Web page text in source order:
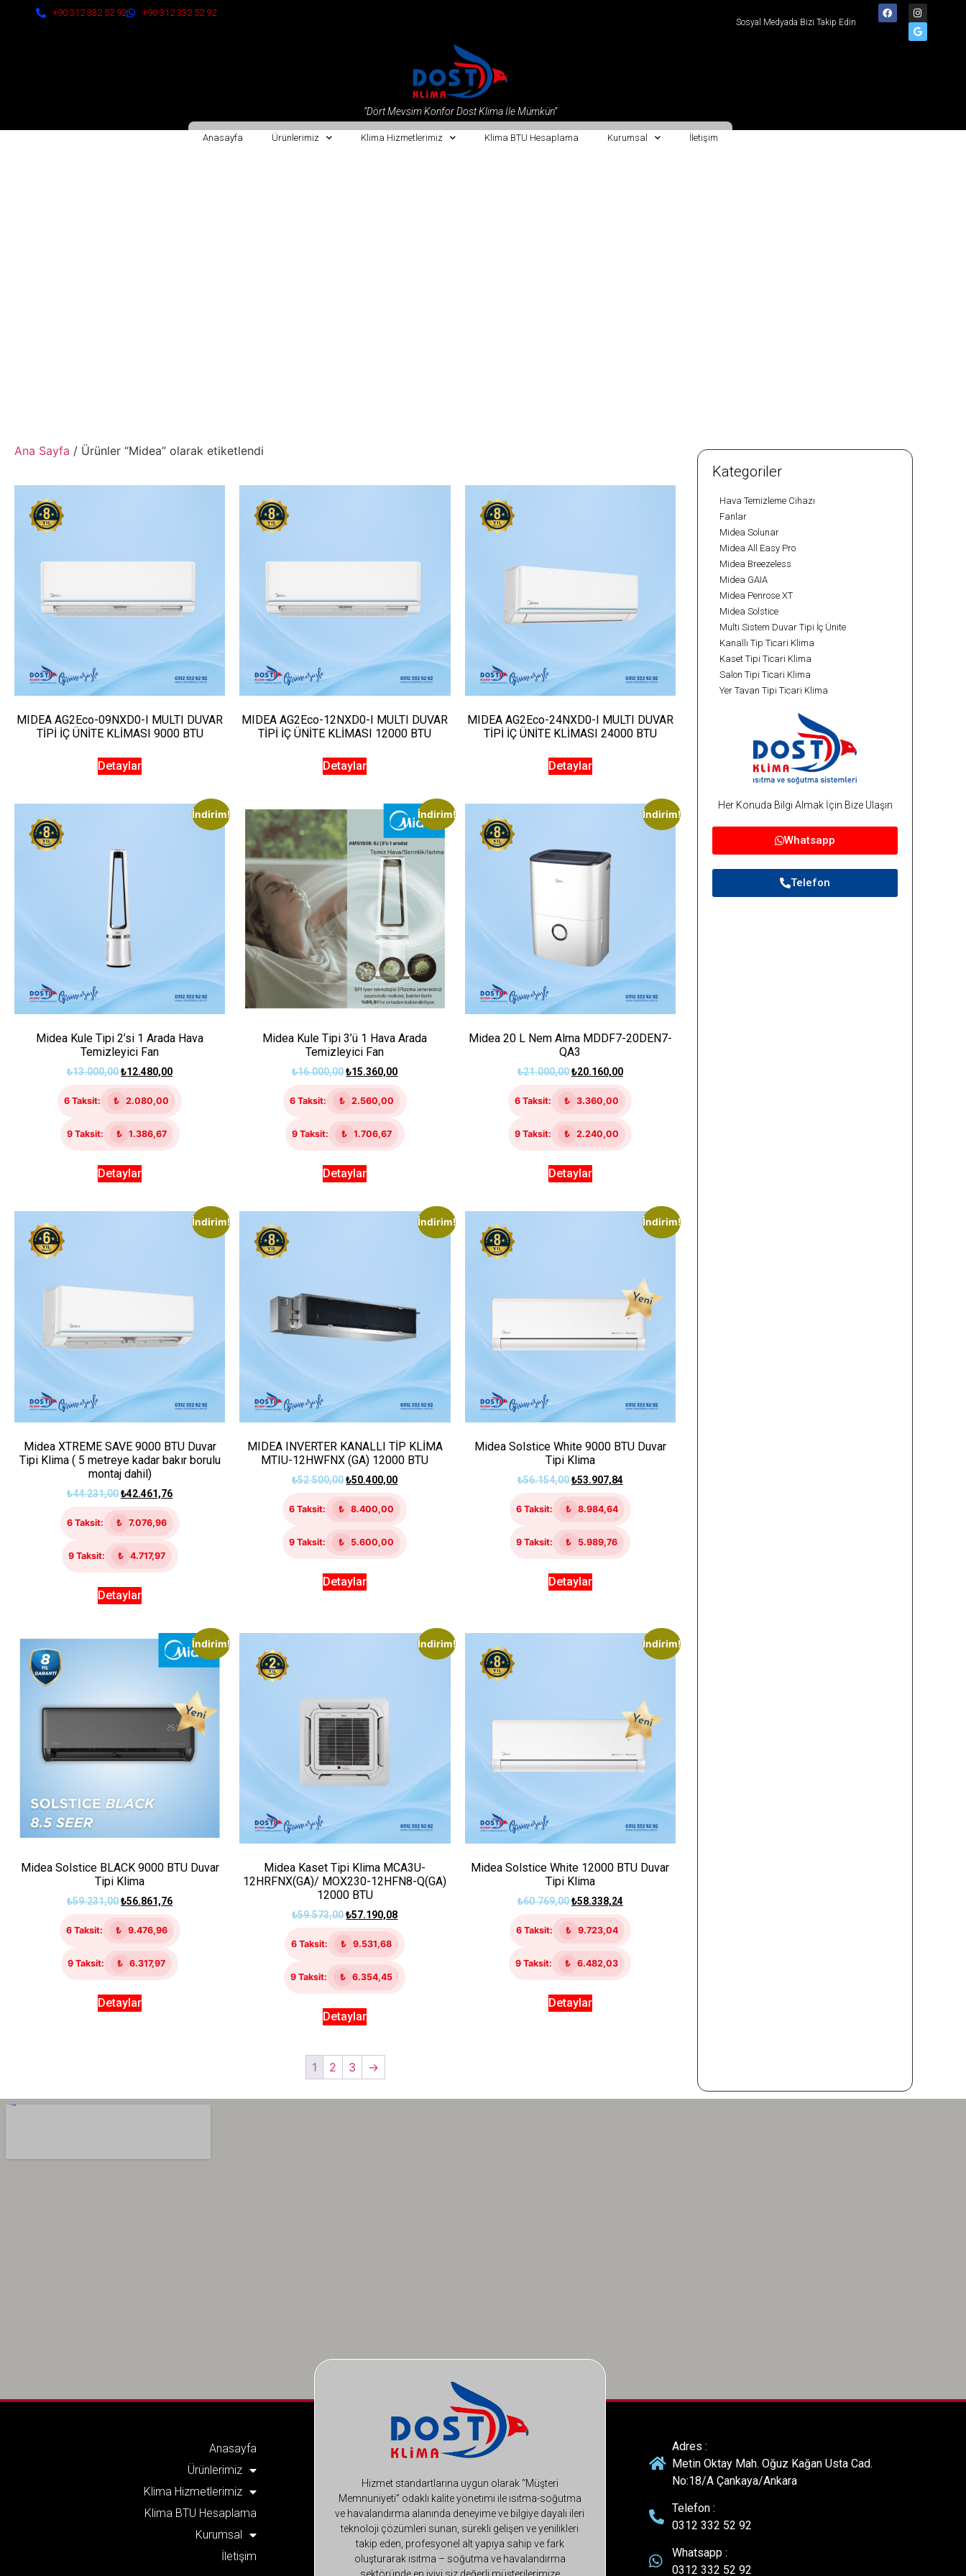
+90 312 332 52 92 +90 312 332 52 92
Sosyal Medyada Bizi Takip Edin
“Dört Mevsim Konfor Dost Klima İle Mümkün”
Anasayfa Ürünlerimiz Klima Hizmetlerimiz Klima BTU Hesaplama Kurumsal İletişim
Ana Sayfa / Ürünler “Midea” olarak etiketlendi
MIDEA AG2Eco-09NXD0-I MULTI DUVAR
TİPİ İÇ ÜNİTE KLİMASI 9000 BTU
Detaylar
MIDEA AG2Eco-12NXD0-I MULTI DUVAR
TİPİ İÇ ÜNİTE KLİMASI 12000 BTU
Detaylar
MIDEA AG2Eco-24NXD0-I MULTI DUVAR
TİPİ İÇ ÜNİTE KLİMASI 24000 BTU
Detaylar
İndirim!
Midea Kule Tipi 2’si 1 Arada Hava
Temizleyici Fan
₺13.000,00₺12.480,00
6 Taksit: ₺ 2.080,00
9 Taksit: ₺ 1.386,67
Detaylar
İndirim!
Midea Kule Tipi 3’ü 1 Hava Arada
Temizleyici Fan
₺16.000,00₺15.360,00
6 Taksit: ₺ 2.560,00
9 Taksit: ₺ 1.706,67
Detaylar
İndirim!
Midea 20 L Nem Alma MDDF7-20DEN7-
QA3
₺21.000,00₺20.160,00
6 Taksit: ₺ 3.360,00
9 Taksit: ₺ 2.240,00
Detaylar
İndirim!
Midea XTREME SAVE 9000 BTU Duvar
Tipi Klima ( 5 metreye kadar bakır borulu
montaj dahil)
₺44.231,00₺42.461,76
6 Taksit: ₺ 7.076,96
9 Taksit: ₺ 4.717,97
Detaylar
İndirim!
MIDEA INVERTER KANALLI TİP KLİMA
MTIU-12HWFNX (GA) 12000 BTU
₺52.500,00₺50.400,00
6 Taksit: ₺ 8.400,00
9 Taksit: ₺ 5.600,00
Detaylar
İndirim!
Midea Solstice White 9000 BTU Duvar
Tipi Klima
₺56.154,00₺53.907,84
6 Taksit: ₺ 8.984,64
9 Taksit: ₺ 5.989,76
Detaylar
İndirim!
Midea Solstice BLACK 9000 BTU Duvar
Tipi Klima
₺59.231,00₺56.861,76
6 Taksit: ₺ 9.476,96
9 Taksit: ₺ 6.317,97
Detaylar
İndirim!
Midea Kaset Tipi Klima MCA3U-
12HRFNX(GA)/ MOX230-12HFN8-Q(GA)
12000 BTU
₺59.573,00₺57.190,08
6 Taksit: ₺ 9.531,68
9 Taksit: ₺ 6.354,45
Detaylar
İndirim!
Midea Solstice White 12000 BTU Duvar
Tipi Klima
₺60.769,00₺58.338,24
6 Taksit: ₺ 9.723,04
9 Taksit: ₺ 6.482,03
Detaylar
1 2 3 →
Kategoriler
Hava Temizleme Cihazı
Fanlar
Midea Solunar
Midea All Easy Pro
Midea Breezeless
Midea GAIA
Midea Penrose XT
Midea Solstice
Multi Sistem Duvar Tipi İç Ünite
Kanallı Tip Ticari Klima
Kaset Tipi Ticari Klima
Salon Tipi Ticari Klima
Yer Tavan Tipi Ticari Klima
Her Konuda Bilgi Almak İçin Bize Ulaşın
Whatsapp
Telefon
Anasayfa
Ürünlerimiz
Klima Hizmetlerimiz
Klima BTU Hesaplama
Kurumsal
İletişim
Hizmet standartlarına uygun olarak “Müşteri
Memnuniyeti” odaklı kalite yönetimi ile ısıtma-soğutma
ve havalandırma alanında deneyime ve bilgiye dayalı ileri
teknoloji çözümleri sunan, sürekli gelişen ve yenilikleri
takip eden, profesyonel alt yapıya sahip ve fark
oluşturarak ısıtma – soğutma ve havalandırma
Adres :
Metin Oktay Mah. Oğuz Kağan Usta Cad.
No:18/A Çankaya/Ankara
Telefon :
0312 332 52 92
Whatsapp :
0312 332 52 92